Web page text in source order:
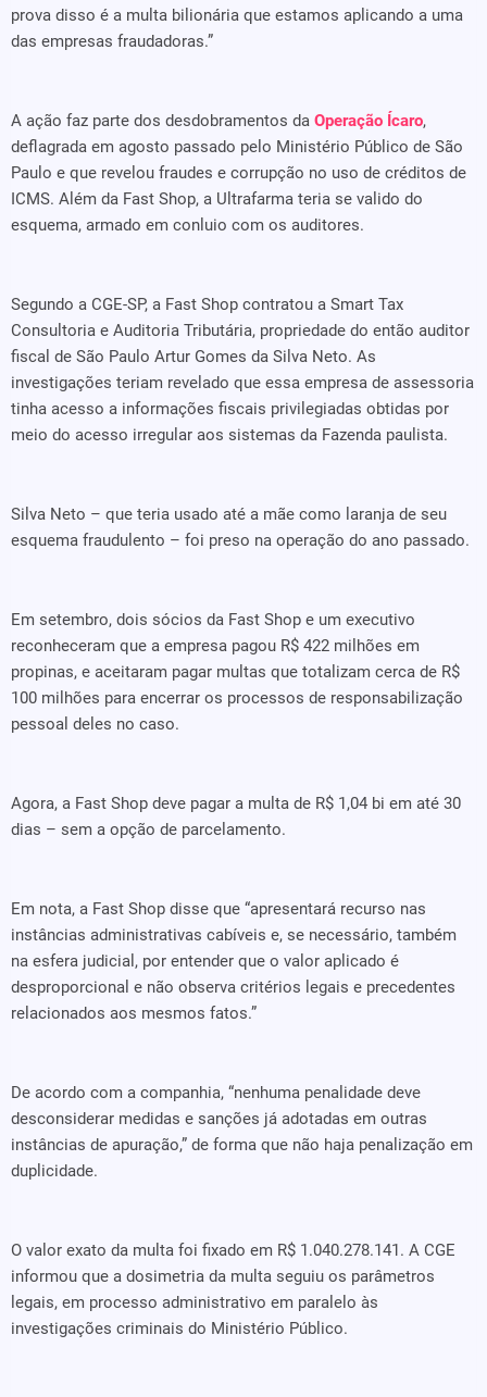
prova disso é a multa bilionária que estamos aplicando a uma
das empresas fraudadoras.”
A ação faz parte dos desdobramentos da Operação Ícaro,
deflagrada em agosto passado pelo Ministério Público de São
Paulo e que revelou fraudes e corrupção no uso de créditos de
ICMS. Além da Fast Shop, a Ultrafarma teria se valido do
esquema, armado em conluio com os auditores.
Segundo a CGE-SP, a Fast Shop contratou a Smart Tax
Consultoria e Auditoria Tributária, propriedade do então auditor
fiscal de São Paulo Artur Gomes da Silva Neto. As
investigações teriam revelado que essa empresa de assessoria
tinha acesso a informações fiscais privilegiadas obtidas por
meio do acesso irregular aos sistemas da Fazenda paulista.
Silva Neto – que teria usado até a mãe como laranja de seu
esquema fraudulento – foi preso na operação do ano passado.
Em setembro, dois sócios da Fast Shop e um executivo
reconheceram que a empresa pagou R$ 422 milhões em
propinas, e aceitaram pagar multas que totalizam cerca de R$
100 milhões para encerrar os processos de responsabilização
pessoal deles no caso.
Agora, a Fast Shop deve pagar a multa de R$ 1,04 bi em até 30
dias – sem a opção de parcelamento.
Em nota, a Fast Shop disse que “apresentará recurso nas
instâncias administrativas cabíveis e, se necessário, também
na esfera judicial, por entender que o valor aplicado é
desproporcional e não observa critérios legais e precedentes
relacionados aos mesmos fatos.”
De acordo com a companhia, “nenhuma penalidade deve
desconsiderar medidas e sanções já adotadas em outras
instâncias de apuração,” de forma que não haja penalização em
duplicidade.
O valor exato da multa foi fixado em R$ 1.040.278.141. A CGE
informou que a dosimetria da multa seguiu os parâmetros
legais, em processo administrativo em paralelo às
investigações criminais do Ministério Público.